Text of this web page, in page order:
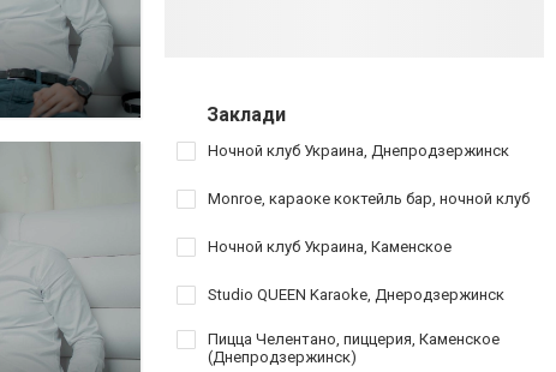
Заклади
Ночной клуб Украина, Днепродзержинск
Monroe, караоке коктейль бар, ночной клуб
Ночной клуб Украина, Каменское
Studio QUEEN Karaoke, Днеродзержинск
Пицца Челентано, пиццерия, Каменское
(Днепродзержинск)